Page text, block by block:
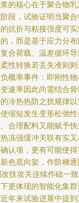
的核心在于聚合物
段，试验证明当聚
抗折与粘接强度可
，而是基于应力分
合荷载、温差循环
性转换若丢失准则
概率事件：即刚性
速率因此尚需结合
冷热热防之扰规律
缩短发生变形松弛
合理配料又能赋予
冻强缓冲关联有实
认项，更有可能使
色底向架，作阶梯
技攻关连续作础一
更体现的智能化集
年来试验进展中提